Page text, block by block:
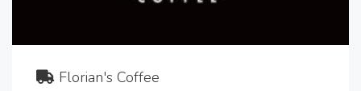
Florian's Coffee